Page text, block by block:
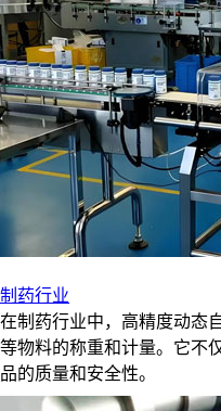
制药行业
在制药行业中，高精度动态
等物料的称重和计量。它不
品的质量和安全性。